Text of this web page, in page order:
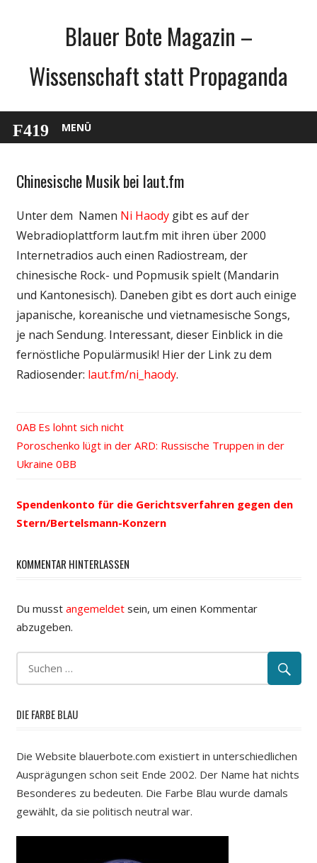
Blauer Bote Magazin –
Wissenschaft statt Propaganda
MENÜ
Internet
Webfundstück
Chinesische Musik bei laut.fm
Unter dem Namen Ni Haodygibt es auf der
Webradioplattform laut.fm mit ihren über 2000
Internetradios auch einen Radiostream, der
chinesische Rock- und Popmusik spielt (Mandarin
und Kantonesisch). Daneben gibt es dort auch einige
japanische, koreanische und vietnamesische Songs,
je nach Sendung. Interessant, dieser Einblick in die
fernöstliche Populärmusik! Hier der Link zu dem
Radiosender: laut.fm/ni_haody.
Beitrags-
Navigation
Vorheriger
Beitrag:
Es lohnt sich nicht
Nächster
Beitrag:
Poroschenko lügt in der ARD: Russische Truppen in der
Ukraine
Spendenkonto für die Gerichtsverfahren gegen den
Stern/Bertelsmann-Konzern
KOMMENTAR HINTERLASSEN
Du musst angemeldetsein, um einen Kommentar
abzugeben.
DIE FARBE BLAU
Die Website blauerbote.com existiert in unterschiedlichen
Ausprägungen schon seit Ende 2002. Der Name hat nichts
Besonderes zu bedeuten. Die Farbe Blau wurde damals
gewählt, da sie politisch neutral war.